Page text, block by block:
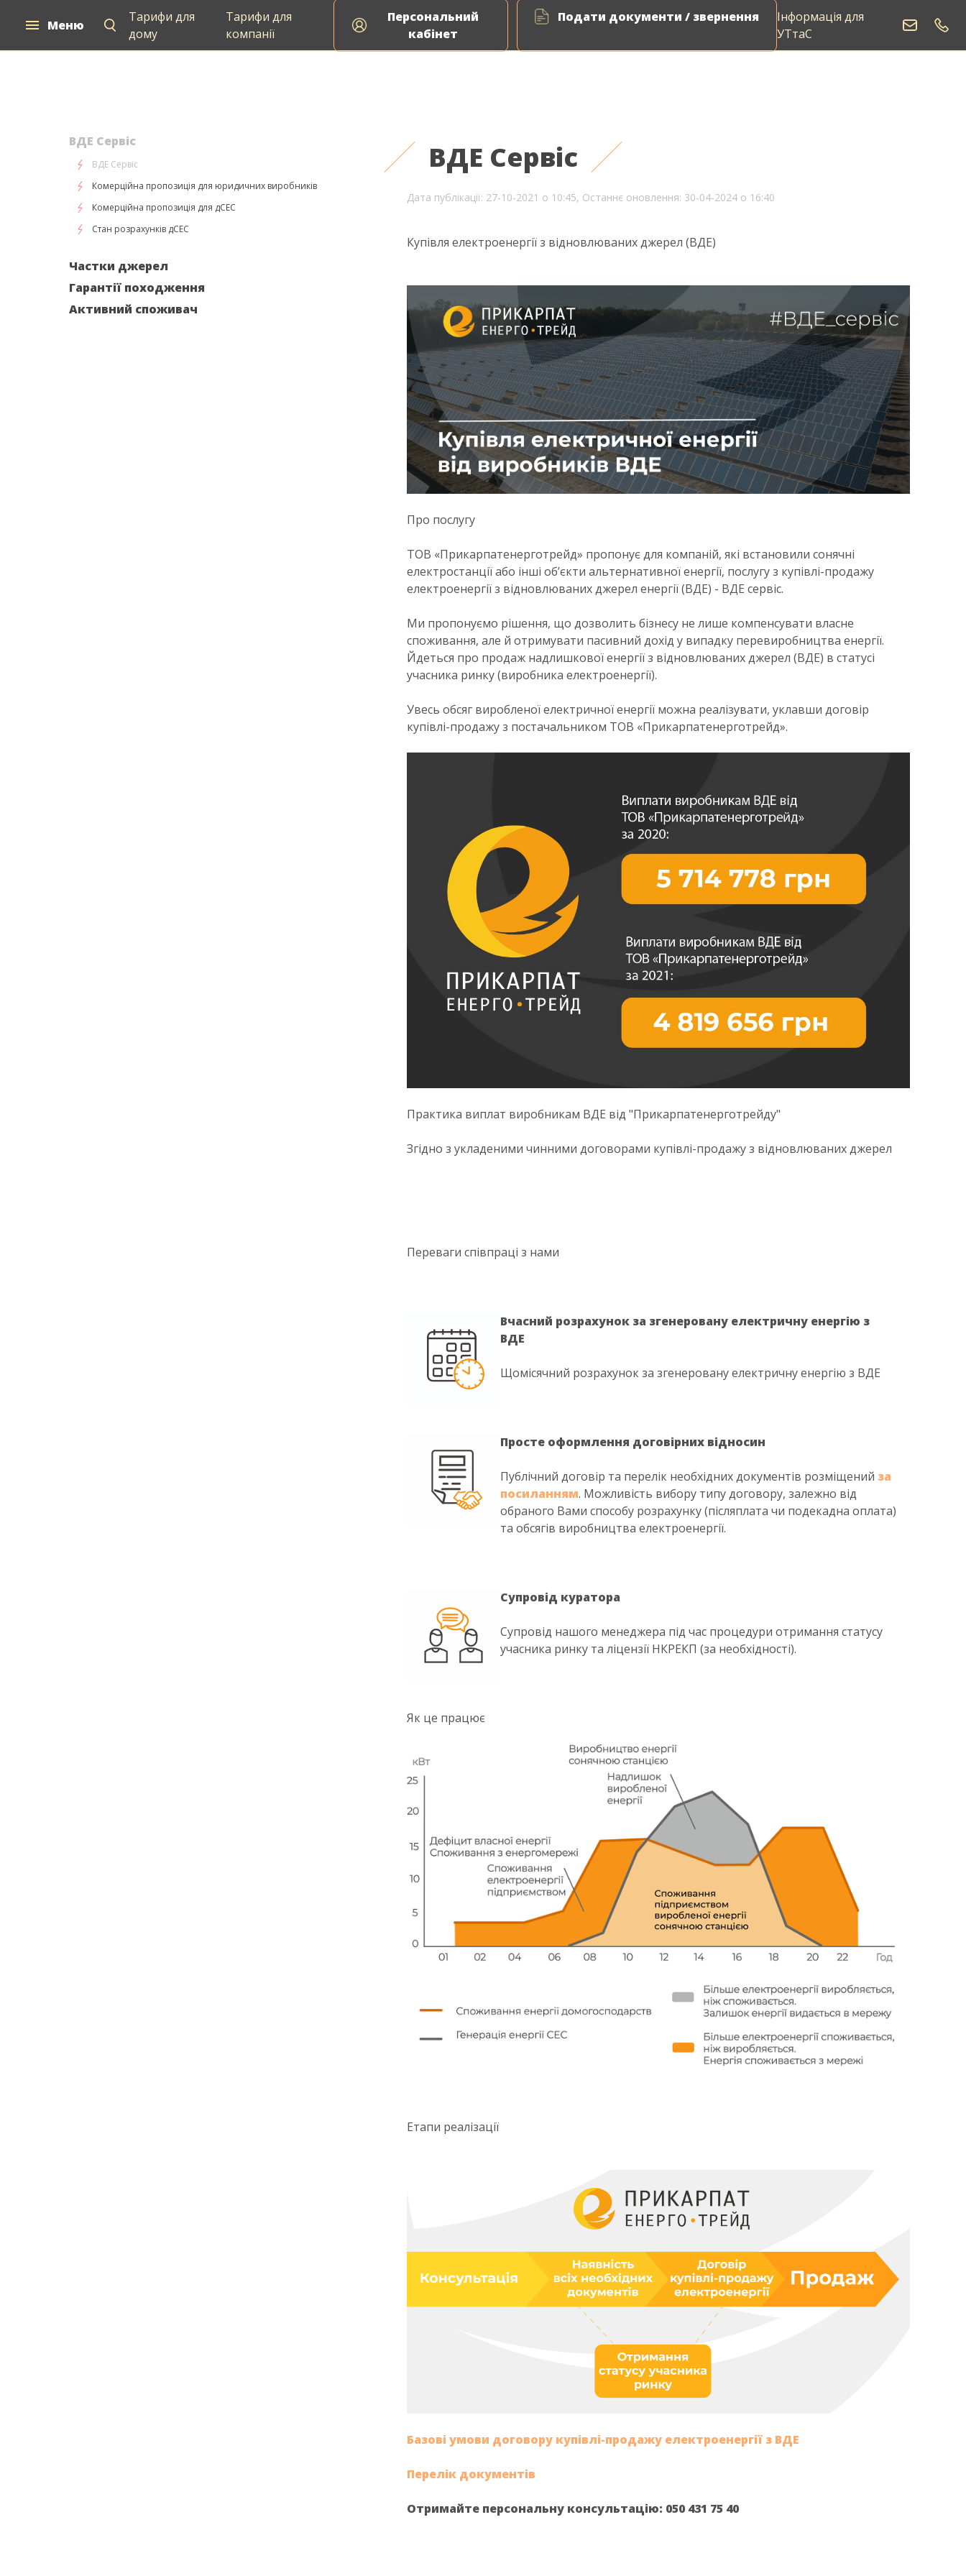
Меню
Тарифи для
дому
Тарифи для
компанії
Персональний
кабінет
Подати документи / звернення
Інформація для
УТтаС
Для дому Для компаній Постачання природного газу Енергоаудит ВДЕ Сервіс Виклик електрика
ВДЕ Сервіс
ВДЕ Сервіс
Комерційна пропозиція для юридичних виробників
Комерційна пропозиція для дСЕС
Стан розрахунків дСЕС
Частки джерел
Гарантії походження
Активний споживач
ВДЕ Сервіс
Дата публікації: 27-10-2021 о 10:45, Останнє оновлення: 30-04-2024 о 16:40
Купівля електроенергії з відновлюваних джерел (ВДЕ)
Про послугу
ТОВ «Прикарпатенерготрейд» пропонує для компаній, які встановили сонячні
електростанції або інші об’єкти альтернативної енергії, послугу з купівлі-продажу
електроенергії з відновлюваних джерел енергії (ВДЕ) - ВДЕ сервіс.
Ми пропонуємо рішення, що дозволить бізнесу не лише компенсувати власне
споживання, але й отримувати пасивний дохід у випадку перевиробництва енергії.
Йдеться про продаж надлишкової енергії з відновлюваних джерел (ВДЕ) в статусі
учасника ринку (виробника електроенергії).
Увесь обсяг виробленої електричної енергії можна реалізувати, уклавши договір
купівлі-продажу з постачальником ТОВ «Прикарпатенерготрейд».
Практика виплат виробникам ВДЕ від "Прикарпатенерготрейду"
Згідно з укладеними чинними договорами купівлі-продажу з відновлюваних джерел
Переваги співпраці з нами
Вчасний розрахунок за згенеровану електричну енергію з
ВДЕ
Щомісячний розрахунок за згенеровану електричну енергію з ВДЕ
Просте оформлення договірних відносин
Публічний договір та перелік необхідних документів розміщений за
посиланням. Можливість вибору типу договору, залежно від
обраного Вами способу розрахунку (післяплата чи подекадна оплата)
та обсягів виробництва електроенергії.
Супровід куратора
Супровід нашого менеджера під час процедури отримання статусу
учасника ринку та ліцензії НКРЕКП (за необхідності).
Як це працює
Етапи реалізації
Базові умови договору купівлі-продажу електроенергії з ВДЕ
Перелік документів
Отримайте персональну консультацію: 050 431 75 40